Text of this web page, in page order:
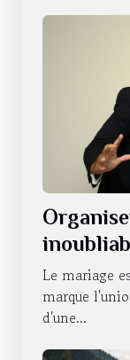
Le mariage
marque
d'une...